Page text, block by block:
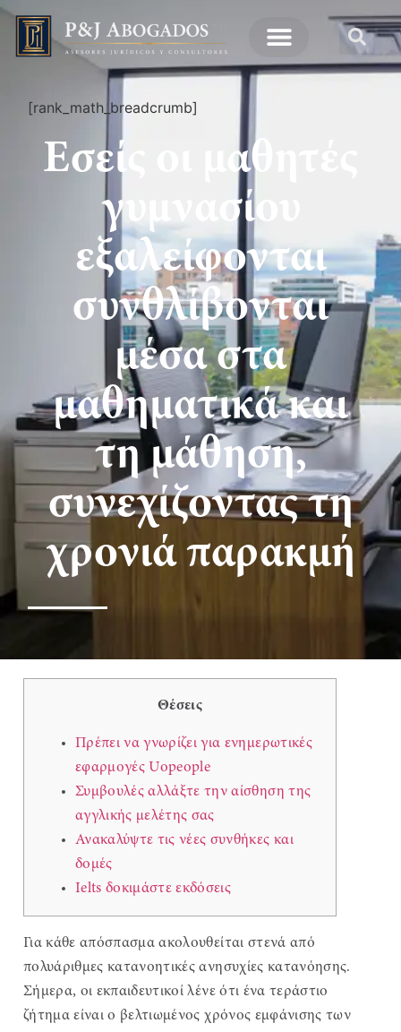
[rank_math_breadcrumb]
Εσείς οι μαθητές
γυμνασίου
εξαλείφονται
συνθλίβονται
μέσα στα
μαθηματικά και
τη μάθηση,
συνεχίζοντας τη
χρονιά παρακμή
Θέσεις
Πρέπει να γνωρίζει για ενημερωτικές
εφαρμογές Uopeople
Συμβουλές αλλάξτε την αίσθηση της
αγγλικής μελέτης σας
Ανακαλύψτε τις νέες συνθήκες και
δομές
Ielts δοκιμάστε εκδόσεις
Για κάθε απόσπασμα ακολουθείται στενά από
πολυάριθμες κατανοητικές ανησυχίες κατανόησης.
Σήμερα, οι εκπαιδευτικοί λένε ότι ένα τεράστιο
ζήτημα είναι ο βελτιωμένος χρόνος εμφάνισης των